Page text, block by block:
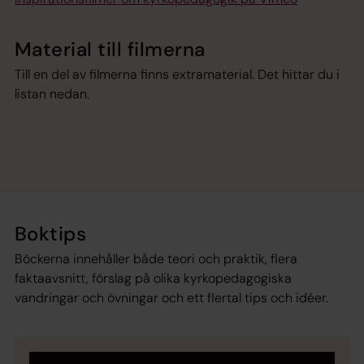
Material till filmerna
Till en del av filmerna finns extramaterial. Det hittar du i
listan nedan.
Boktips
Böckerna innehåller både teori och praktik, flera
faktaavsnitt, förslag på olika kyrkopedagogiska
vandringar och övningar och ett flertal tips och idéer.